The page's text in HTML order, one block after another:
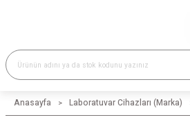
Anasayfa Laboratuvar Cihazları (Marka)